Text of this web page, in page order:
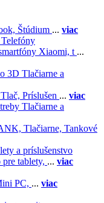
Štúdium ... viac
Xiaomi, t ...
3D Tlačiarne a
Príslušen ... viac
Tlačiarne a
Tlačiarne, Tankové
a príslušenstvo
pre tablety, ... viac
PC, ... viac